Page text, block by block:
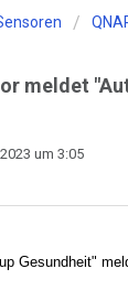
meldet
um 3:05
Gesundheit"